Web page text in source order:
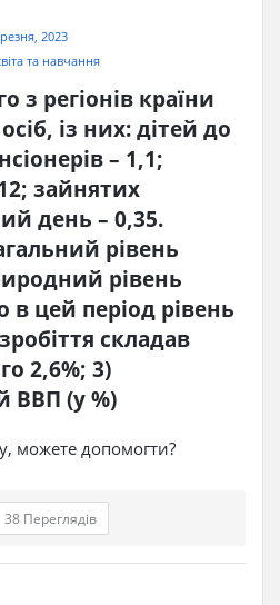
2023
та навчання
з регіонів країни
із них: дітей до
– 1,1;
зайнятих
день – 0,35.
рівень
рівень
в цей період рівень
складав
2,6%; 3)
ВВП (у %)​
можете допомогти?
38 Переглядів